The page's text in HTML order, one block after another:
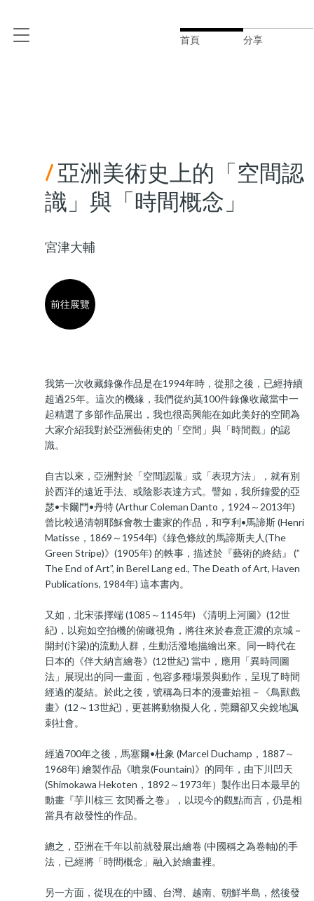
首頁 分享
/亞洲美術史上的「空間認
識」與「時間概念」
宮津大輔
前往展覽
我第一次收藏錄像作品是在1994年時，從那之後，已經持續
超過25年。這次的機緣，我們從約莫100件錄像收藏當中一
起精選了多部作品展出，我也很高興能在如此美好的空間為
大家介紹我對於亞洲藝術史的「空間」與「時間觀」的認
識。
自古以來，亞洲對於「空間認識」或「表現方法」，就有別
於西洋的遠近手法、或陰影表達方式。譬如，我所鐘愛的亞
瑟•卡爾門•丹特 (Arthur Coleman Danto，1924～2013年)
曾比較過清朝耶穌會教士畫家的作品，和亨利•馬諦斯 (Henri
Matisse，1869～1954年)《綠色條紋的馬諦斯夫人(The
Green Stripe)》(1905年) 的軼事，描述於『藝術的終結』 (”
The End of Art”, in Berel Lang ed., The Death of Art, Haven
Publications, 1984年) 這本書內。
又如，北宋張擇端 (1085～1145年) 《清明上河圖》(12世
紀)，以宛如空拍機的俯瞰視角，將往來於春意正濃的京城－
開封(汴梁)的流動人群，生動活潑地描繪出來。同一時代在
日本的《伴大納言繪巻》(12世紀) 當中，應用「異時同圖
法」展現出的同一畫面，包容多種場景與動作，呈現了時間
經過的凝結。於此之後，號稱為日本的漫畫始祖－《鳥獸戲
畫》(12～13世紀)，更甚將動物擬人化，莞爾卻又尖銳地諷
刺社會。
經過700年之後，馬塞爾•杜象 (Marcel Duchamp，1887～
1968年) 繪製作品《噴泉(Fountain)》的同年，由下川凹天
(Shimokawa Hekoten，1892～1973年）製作出日本最早的
動畫『芋川椋三 玄関番之巻』，以現今的觀點而言，仍是相
當具有啟發性的作品。
總之，亞洲在千年以前就發展出繪卷 (中國稱之為卷軸)的手
法，已經將「時間概念」融入於繪畫裡。
另一方面，從現在的中國、台灣、越南、朝鮮半島，然後發